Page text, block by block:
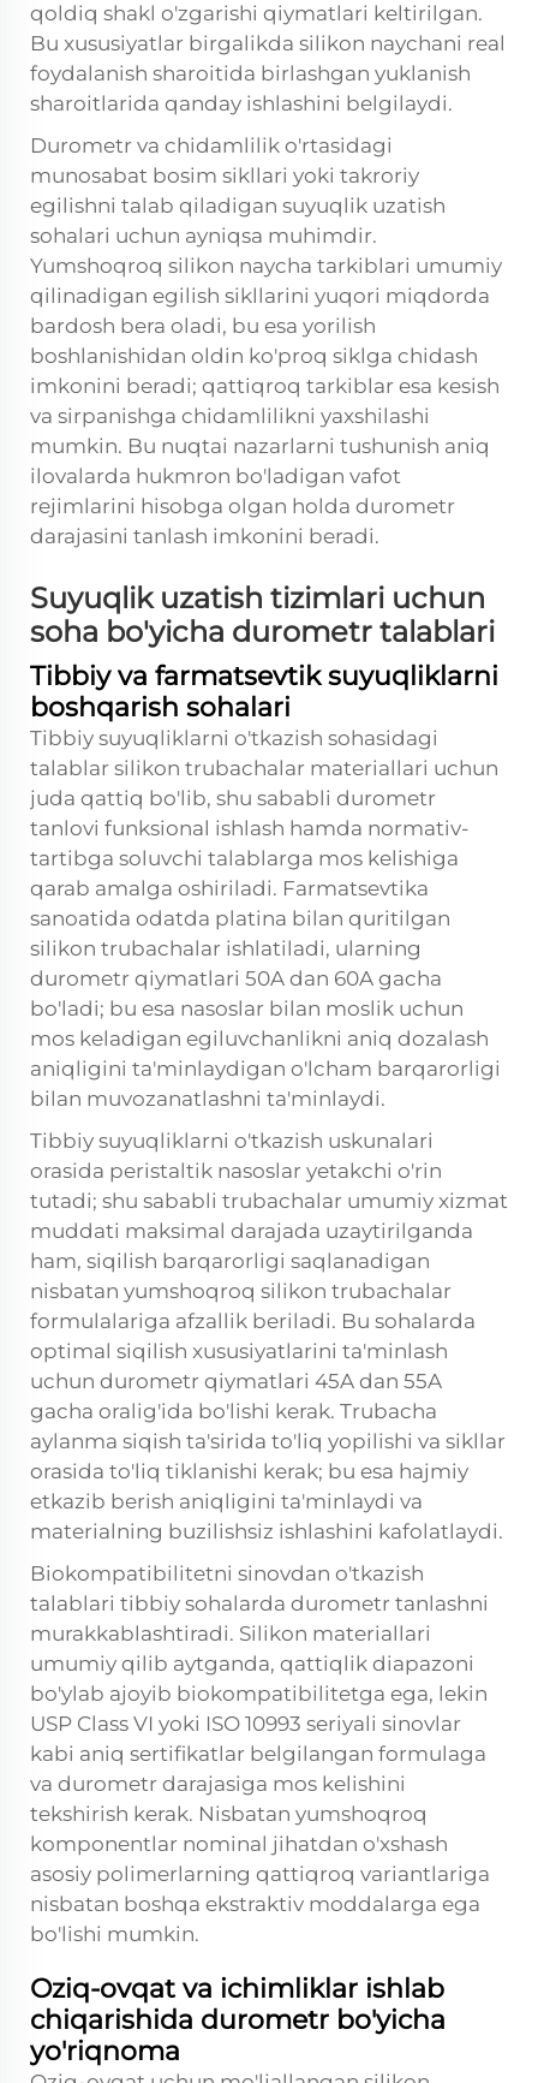
qoldiq shakl o'zgarishi qiymatlari keltirilgan.
Bu xususiyatlar birgalikda silikon naychani real
foydalanish sharoitida birlashgan yuklanish
sharoitlarida qanday ishlashini belgilaydi.
Durometr va chidamlilik o'rtasidagi
munosabat bosim sikllari yoki takroriy
egilishni talab qiladigan suyuqlik uzatish
sohalari uchun ayniqsa muhimdir.
Yumshoqroq silikon naycha tarkiblari umumiy
qilinadigan egilish sikllarini yuqori miqdorda
bardosh bera oladi, bu esa yorilish
boshlanishidan oldin ko'proq siklga chidash
imkonini beradi; qattiqroq tarkiblar esa kesish
va sirpanishga chidamlilikni yaxshilashi
mumkin. Bu nuqtai nazarlarni tushunish aniq
ilovalarda hukmron bo'ladigan vafot
rejimlarini hisobga olgan holda durometr
darajasini tanlash imkonini beradi.
Suyuqlik uzatish tizimlari uchun
soha bo'yicha durometr talablari
Tibbiy va farmatsevtik suyuqliklarni
boshqarish sohalari
Tibbiy suyuqliklarni o'tkazish sohasidagi
talablar silikon trubachalar materiallari uchun
juda qattiq bo'lib, shu sababli durometr
tanlovi funksional ishlash hamda normativ-
tartibga soluvchi talablarga mos kelishiga
qarab amalga oshiriladi. Farmatsevtika
sanoatida odatda platina bilan quritilgan
silikon trubachalar ishlatiladi, ularning
durometr qiymatlari 50A dan 60A gacha
bo'ladi; bu esa nasoslar bilan moslik uchun
mos keladigan egiluvchanlikni aniq dozalash
aniqligini ta'minlaydigan o'lcham barqarorligi
bilan muvozanatlashni ta'minlaydi.
Tibbiy suyuqliklarni o'tkazish uskunalari
orasida peristaltik nasoslar yetakchi o'rin
tutadi; shu sababli trubachalar umumiy xizmat
muddati maksimal darajada uzaytirilganda
ham, siqilish barqarorligi saqlanadigan
nisbatan yumshoqroq silikon trubachalar
formulalariga afzallik beriladi. Bu sohalarda
optimal siqilish xususiyatlarini ta'minlash
uchun durometr qiymatlari 45A dan 55A
gacha oralig'ida bo'lishi kerak. Trubacha
aylanma siqish ta'sirida to'liq yopilishi va sikllar
orasida to'liq tiklanishi kerak; bu esa hajmiy
etkazib berish aniqligini ta'minlaydi va
materialning buzilishsiz ishlashini kafolatlaydi.
Biokompatibilitetni sinovdan o'tkazish
talablari tibbiy sohalarda durometr tanlashni
murakkablashtiradi. Silikon materiallari
umumiy qilib aytganda, qattiqlik diapazoni
bo'ylab ajoyib biokompatibilitetga ega, lekin
USP Class VI yoki ISO 10993 seriyali sinovlar
kabi aniq sertifikatlar belgilangan formulaga
va durometr darajasiga mos kelishini
tekshirish kerak. Nisbatan yumshoqroq
komponentlar nominal jihatdan o'xshash
asosiy polimerlarning qattiqroq variantlariga
nisbatan boshqa ekstraktiv moddalarga ega
bo'lishi mumkin.
Oziq-ovqat va ichimliklar ishlab
chiqarishida durometr bo'yicha
yo'riqnoma